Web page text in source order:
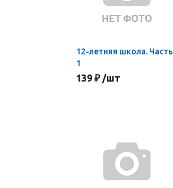
12-летняя школа. Часть
1
139 ₽ /шт